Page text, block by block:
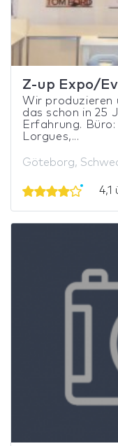
Z-up Expo/
Wir produzieren
das schon in 25
Erfahrung.
Lorgues,...
Göteborg,
4,1